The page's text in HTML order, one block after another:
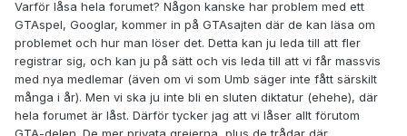
Varför låsa hela forumet? Någon kanske har problem med ett
GTAspel, Googlar, kommer in på GTAsajten där de kan läsa om
problemet och hur man löser det. Detta kan ju leda till att fler
registrar sig, och kan ju på sätt och vis leda till att vi får massvis
med nya medlemar (även om vi som Umb säger inte fått särskilt
många i år). Men vi ska ju inte bli en sluten diktatur (ehehe), där
hela forumet är låst. Därför tycker jag att vi låser allt förutom